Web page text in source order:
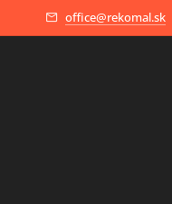
office@rekomal.sk